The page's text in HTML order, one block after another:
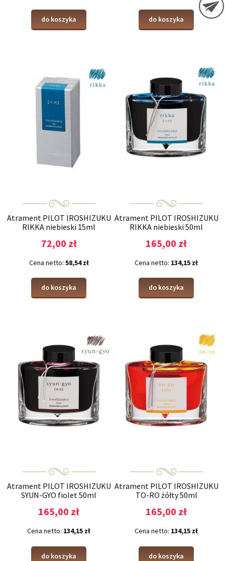
do koszyka do koszyka
Atrament PILOT IROSHIZUKU
RIKKA niebieski 15ml
72,00 zł
Cena netto: 58,54 zł
do koszyka
Atrament PILOT IROSHIZUKU
RIKKA niebieski 50ml
165,00 zł
Cena netto: 134,15 zł
do koszyka
Atrament PILOT IROSHIZUKU
SYUN-GYO fiolet 50ml
165,00 zł
Cena netto: 134,15 zł
do koszyka
Atrament PILOT IROSHIZUKU
TO-RO żółty 50ml
165,00 zł
Cena netto: 134,15 zł
do koszyka